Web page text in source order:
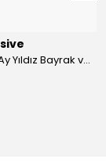
3'lü Türkiye Ay Yıldız Bayrak ve Mustafa Kemal Atatürk imzalı Kırmızı Siyah Yaka Mendili Seti